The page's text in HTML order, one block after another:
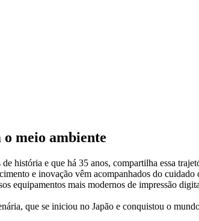
meio ambiente
história e que há 35 anos, compartilha essa
e inovação vêm acompanhados do cuidado
equipamentos mais modernos de impressão
que se iniciou no Japão e conquistou o